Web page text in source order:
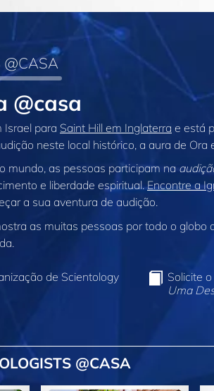
@CASA
@casa
Israel para Saint Hill em Inglaterra e está
neste local histórico, a aura de Ora
mundo, as pessoas participam na
e liberdade espiritual.Encontre a
a sua aventura de audição.
as muitas pessoas por todo o globo
de Scientology
Solicite
Uma
@CASA